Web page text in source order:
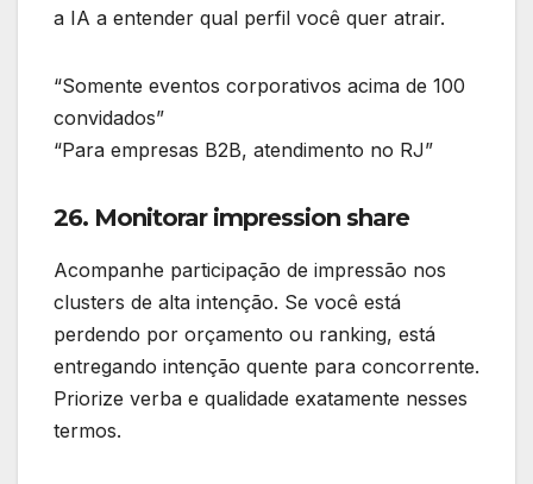
a IA a entender qual perfil você quer atrair.
“Somente eventos corporativos acima de 100
convidados”
“Para empresas B2B, atendimento no RJ”
26. Monitorar impression share
Acompanhe participação de impressão nos
clusters de alta intenção. Se você está
perdendo por orçamento ou ranking, está
entregando intenção quente para concorrente.
Priorize verba e qualidade exatamente nesses
termos.